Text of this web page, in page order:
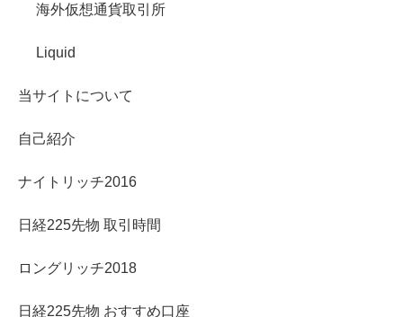
海外仮想通貨取引所
Liquid
当サイトについて
自己紹介
ナイトリッチ2016
日経225先物 取引時間
ロングリッチ2018
日経225先物 おすすめ口座